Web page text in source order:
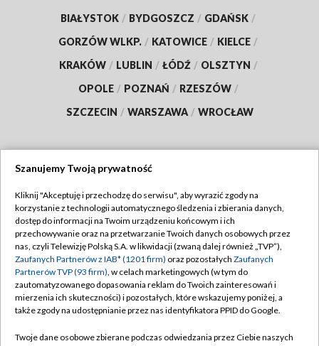
BIAŁYSTOK / BYDGOSZCZ / GDAŃSK /
GORZÓW WLKP. / KATOWICE / KIELCE /
KRAKÓW / LUBLIN / ŁÓDŹ / OLSZTYN /
OPOLE / POZNAŃ / RZESZÓW /
SZCZECIN / WARSZAWA / WROCŁAW
TVP
Abonament TVP
Emisja w TVP
Centrum informacji TVP
Naziemna Telewizja Cyfrowa
Regulamin TVP
Polityka prywatności
Moje zgody
Pomoc
Szanujemy Twoją prywatność
Kliknij "Akceptuję i przechodzę do serwisu", aby wyrazić zgody na
korzystanie z technologii automatycznego śledzenia i zbierania danych,
dostęp do informacji na Twoim urządzeniu końcowym i ich
przechowywanie oraz na przetwarzanie Twoich danych osobowych przez
nas, czyli Telewizję Polską S.A. w likwidacji (zwaną dalej również „TVP”),
Zaufanych Partnerów z IAB* (1201 firm) oraz pozostałych Zaufanych
Partnerów TVP (93 firm), w celach marketingowych (w tym do
zautomatyzowanego dopasowania reklam do Twoich zainteresowań i
mierzenia ich skuteczności) i pozostałych, które wskazujemy poniżej, a
także zgody na udostępnianie przez nas identyfikatora PPID do Google.
Twoje dane osobowe zbierane podczas odwiedzania przez Ciebie naszych